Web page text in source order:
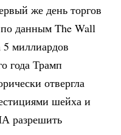
же день торгов
данным The Wall
5 миллиардов
года Трамп
отвергла
шейха и
разрешить